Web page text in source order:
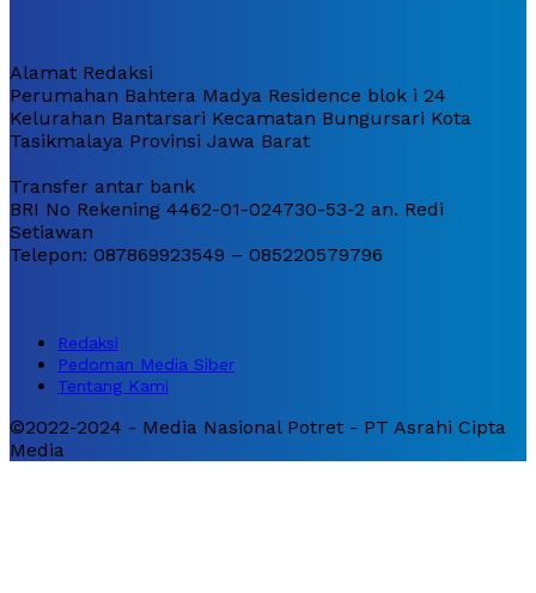
Alamat Redaksi
Perumahan Bahtera Madya Residence blok i 24
Kelurahan Bantarsari Kecamatan Bungursari Kota
Tasikmalaya Provinsi Jawa Barat
Transfer antar bank
BRI No Rekening 4462-01-024730-53-2 an. Redi
Setiawan
Telepon: 087869923549 – 085220579796
Redaksi
Pedoman Media Siber
Tentang Kami
©2022-2024 - Media Nasional Potret - PT Asrahi Cipta
Media